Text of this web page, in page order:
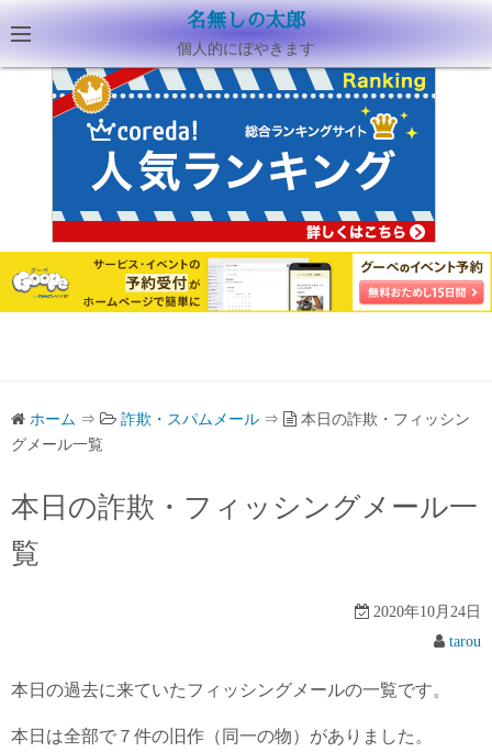
名無しの太郎
個人的にぼやきます
ホーム ⇒ 詐欺・スパムメール ⇒
本日の詐欺・フィッシン
グメール一覧
本日の詐欺・フィッシングメール一
覧
2020年10月24日
tarou
本日の過去に来ていたフィッシングメールの一覧です。
本日は全部で７件の旧作（同一の物）がありました。